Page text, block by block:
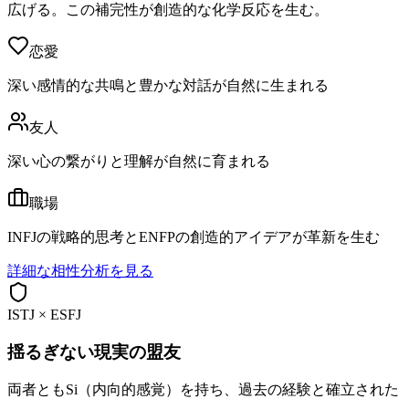
広げる。この補完性が創造的な化学反応を生む。
恋愛
深い感情的な共鳴と豊かな対話が自然に生まれる
友人
深い心の繋がりと理解が自然に育まれる
職場
INFJの戦略的思考とENFPの創造的アイデアが革新を生む
詳細な相性分析を見る
ISTJ × ESFJ
揺るぎない現実の盟友
両者ともSi（内向的感覚）を持ち、過去の経験と確立された